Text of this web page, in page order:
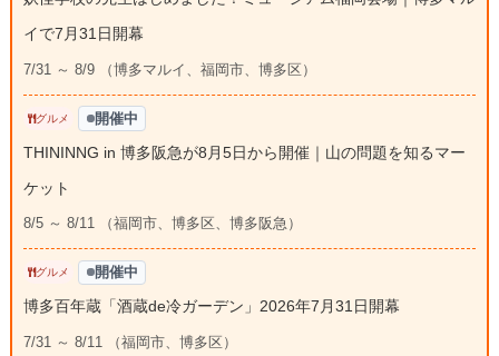
イで7月31日開幕
7/31 ～ 8/9 （博多マルイ、福岡市、博多区）
グルメ 開催中
THININNG in 博多阪急が8月5日から開催｜山の問題を知るマー
ケット
8/5 ～ 8/11 （福岡市、博多区、博多阪急）
グルメ 開催中
博多百年蔵「酒蔵de冷ガーデン」2026年7月31日開幕
7/31 ～ 8/11 （福岡市、博多区）